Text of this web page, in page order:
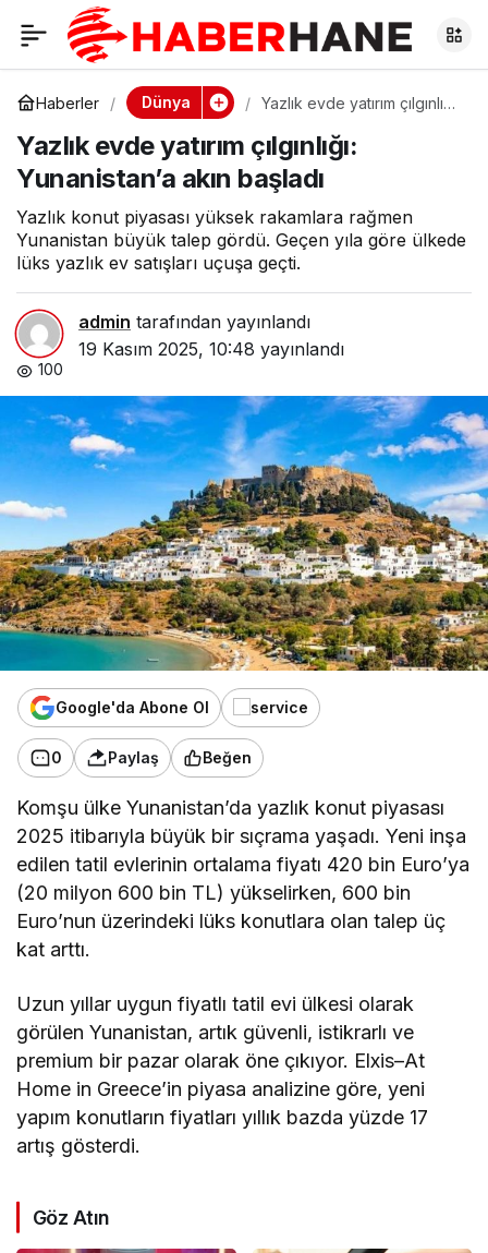
Haberler Dünya
Yazlık evde yatırım çılgınlığı:
Yazlık evde yatırım çılgınlığı:
Yunanistan’a akın başladı
Yazlık konut piyasası yüksek rakamlara rağmen
Yunanistan büyük talep gördü. Geçen yıla göre ülkede
lüks yazlık ev satışları uçuşa geçti.
admin tarafından yayınlandı
19 Kasım 2025, 10:48 yayınlandı
100
Google'da Abone Ol
0 Paylaş Beğen
Komşu ülke Yunanistan’da yazlık konut piyasası
2025 itibarıyla büyük bir sıçrama yaşadı. Yeni inşa
edilen tatil evlerinin ortalama fiyatı 420 bin Euro’ya
(20 milyon 600 bin TL) yükselirken, 600 bin
Euro’nun üzerindeki lüks konutlara olan talep üç
kat arttı.
Uzun yıllar uygun fiyatlı tatil evi ülkesi olarak
görülen Yunanistan, artık güvenli, istikrarlı ve
premium bir pazar olarak öne çıkıyor. Elxis–At
Home in Greece’in piyasa analizine göre, yeni
yapım konutların fiyatları yıllık bazda yüzde 17
artış gösterdi.
Göz Atın
Yazlık evde yatırım
çılgınlığı:
Yunanistan’a akın
başladı